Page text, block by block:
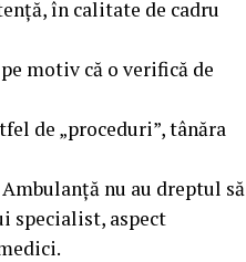
în calitate de cadru
motiv că o verifică de
de „proceduri”, tânăra
nu au dreptul să
specialist, aspect